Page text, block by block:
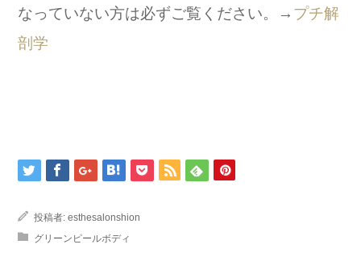
なっていない方は必ずご覧ください。→ プチ解
剖学
投稿者: esthesalonshion
グリーンピールボディ